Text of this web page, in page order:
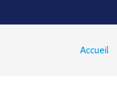
Accueil